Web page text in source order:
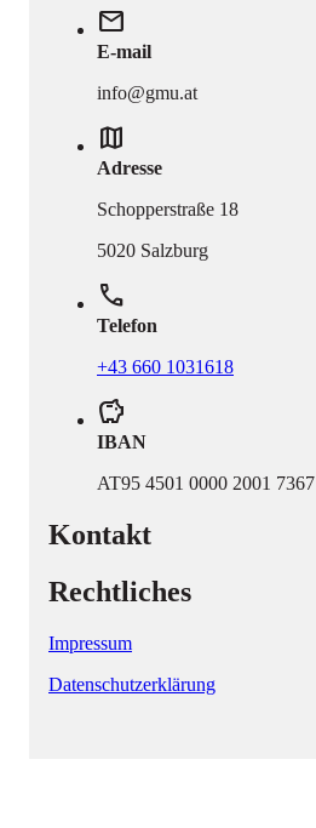
mail
E-mail
info@gmu.at
map
Adresse
Schopperstraße 18
5020 Salzburg
phone
Telefon
+43 660 1031618
savings
IBAN
AT95 4501 0000 2001 7367
Kontakt
Rechtliches
Impressum
Datenschutzerklärung